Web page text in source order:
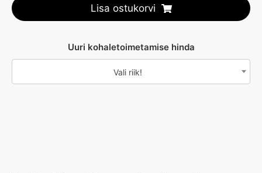
Lisa ostukorvi
Uuri kohaletoimetamise hinda
Vali riik!